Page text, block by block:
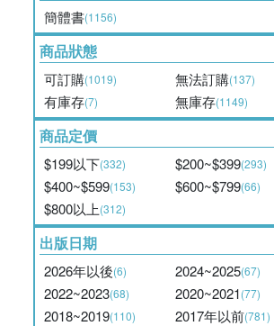
簡體書(1156)
商品狀態
可訂購(1019) 無法訂購(137)
有庫存(7) 無庫存(1149)
商品定價
$199以下(332) $200~$399(293)
$400~$599(153) $600~$799(66)
$800以上(312)
出版日期
2026年以後(6) 2024~2025(67)
2022~2023(68) 2020~2021(77)
2018~2019(110) 2017年以前(781)